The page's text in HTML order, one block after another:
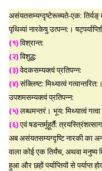
असंयतसम्यग्दृष्टेरूच्यते-एक: तिर्यङ्
पृथिव्यां नारकेषु उत्पन्न:।
(१)विश्रान्त:
(२)विशुद्ध:
(३)वेदकसम्यक्त्वं प्रतिपन्न:
(४)संक्लिष्ट: मिथ्यात्वं
उपशमसम्यक्त्वं प्रतिपन्न:
(५)लब्धमन्तरं। भूय: मिथ्यात्वं गत्वा
(६)एवं षडन्तर्मुहूर्तै:
अब असंयतसम्यग्दृष्टि नारकी का
वाला कोई एक तिर्यंच, अथवा मनुष्य
हुआ और छहों पर्याप्तियों से पर्याप्त